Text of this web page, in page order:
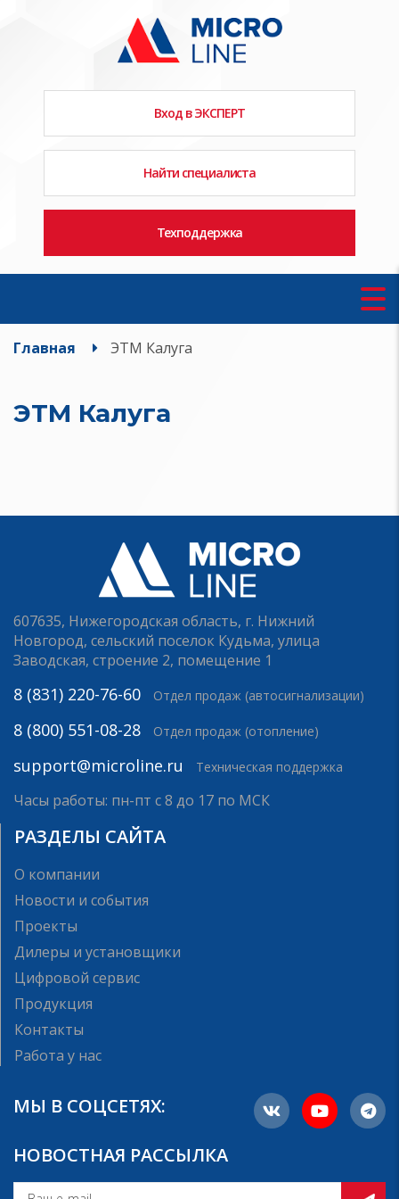
Вход в ЭКСПЕРТ
Найти специалиста
Техподдержка
Главная ЭТМ Калуга
ЭТМ Калуга
607635, Нижегородская область, г. Нижний
Новгород, сельский поселок Кудьма, улица
Заводская, строение 2, помещение 1
8 (831) 220-76-60 Отдел продаж (автосигнализации)
8 (800) 551-08-28 Отдел продаж (отопление)
support@microline.ru Техническая поддержка
Часы работы: пн-пт с 8 до 17 по МСК
РАЗДЕЛЫ САЙТА
О компании
Новости и события
Проекты
Дилеры и установщики
Цифровой сервис
Продукция
Контакты
Работа у нас
МЫ В СОЦСЕТЯХ:
НОВОСТНАЯ РАССЫЛКА